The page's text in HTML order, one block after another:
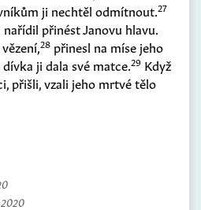
ji nechtěl odmítnout.27
přinést Janovu hlavu.
28 přinesl na míse jeho
ji dala své matce.29 Když
přišli, vzali jeho mrtvé tělo